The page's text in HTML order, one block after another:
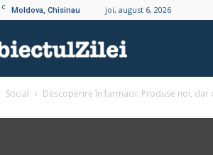
C Moldova, Chisinau joi, august 6, 2026
Social Descoperire în farmacii: Produse noi, dar